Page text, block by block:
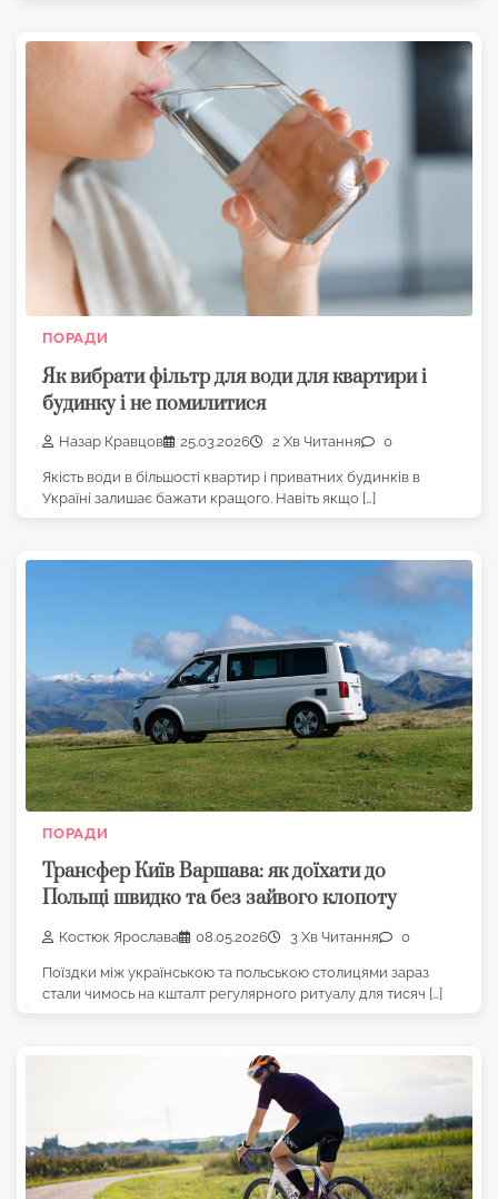
ПОРАДИ
Як вибрати фільтр для води для квартири і
будинку і не помилитися
Назар Кравцов 25.03.2026 2 Хв Читання 0
Якість води в більшості квартир і приватних будинків в
Україні залишає бажати кращого. Навіть якщо […]
ПОРАДИ
Трансфер Київ Варшава: як доїхати до
Польщі швидко та без зайвого клопоту
Костюк Ярослава 08.05.2026 3 Хв Читання 0
Поїздки між українською та польською столицями зараз
стали чимось на кшталт регулярного ритуалу для тисяч […]